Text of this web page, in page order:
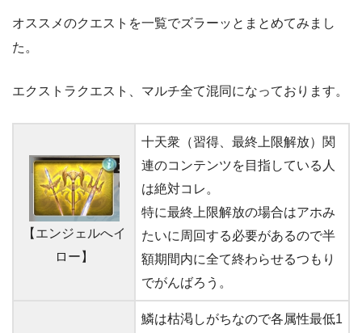
オススメのクエストを一覧でズラーッとまとめてみまし
た。
エクストラクエスト、マルチ全て混同になっております。
【エンジェルへイ
ロー】
十天衆（習得、最終上限解放）関
連のコンテンツを目指している人
は絶対コレ。
特に最終上限解放の場合はアホみ
たいに周回する必要があるので半
額期間内に全て終わらせるつもり
でがんばろう。
鱗は枯渇しがちなので各属性最低1